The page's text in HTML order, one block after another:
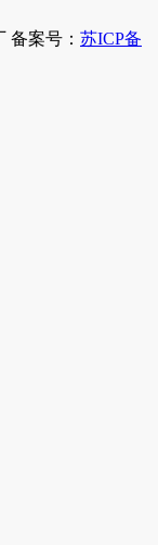
备案号： 苏ICP备